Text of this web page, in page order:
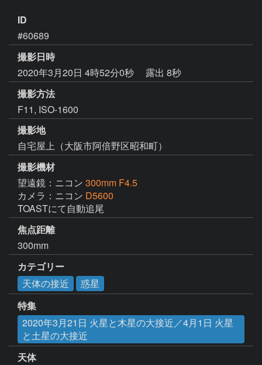
ID
#60689
撮影日時
2020年3月20日 4時52分0秒
露出 8秒
撮影方法
F11, ISO-1600
撮影地
自宅屋上（大阪市阿倍野区昭和町）
撮影機材
望遠鏡：ニコン 300mm F4.5
カメラ：ニコン D5600
TOASTにて自動追尾
焦点距離
300mm
カテゴリー
天体の接近
惑星
特集
2020年3月21日 火星と木星の大接近／4月1日 火星
と土星の大接近
天体